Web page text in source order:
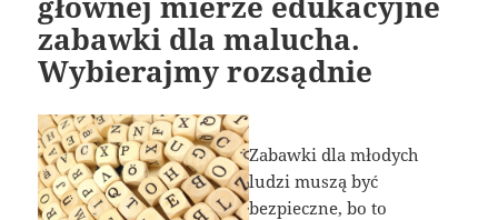
zabawki dla malucha.
Wybierajmy rozsądnie
Zabawki dla młodych
ludzi muszą być
bezpieczne, bo to